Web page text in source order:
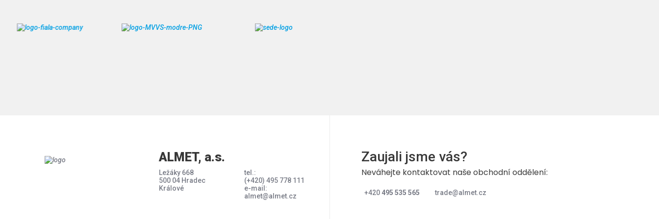
ALMET, a.s.
Ležáky 668
500 04 Hradec
Králové
tel.:
(+420) 495 778 111
e-mail:
almet@almet.cz
Zaujali jsme vás?
Neváhejte kontaktovat naše obchodní oddělení:
+420 495 535 565 trade@almet.cz